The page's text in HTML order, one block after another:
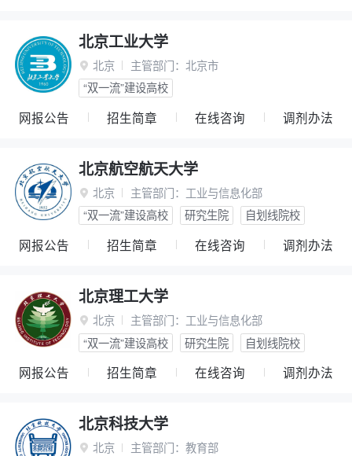
北京工业大学
 北京 主管部门： 北京市
“双一流”建设高校
网报公告 招生简章 在线咨询 调剂办法
北京航空航天大学
 北京 主管部门： 工业与信息化部
“双一流”建设高校
研究生院 自划线院校
网报公告 招生简章 在线咨询 调剂办法
北京理工大学
 北京 主管部门： 工业与信息化部
“双一流”建设高校
研究生院 自划线院校
网报公告 招生简章 在线咨询 调剂办法
北京科技大学
 北京 主管部门： 教育部